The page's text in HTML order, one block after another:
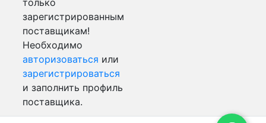
только
зарегистрированным
поставщикам!
Необходимо
авторизоваться или
зарегистрироваться
и заполнить профиль
поставщика.